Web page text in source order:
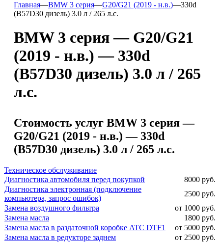
Главная—BMW 3 серия—G20/G21 (2019 - н.в.)—330d
(B57D30 дизель) 3.0 л / 265 л.с.
BMW 3 серия — G20/G21
(2019 - н.в.) — 330d
(B57D30 дизель) 3.0 л / 265
л.с.
Стоимость услуг BMW 3 серия —
G20/G21 (2019 - н.в.) — 330d
(B57D30 дизель) 3.0 л / 265 л.с.
Техническое обслуживание
Диагностика автомобиля перед покупкой
8000 руб.
Диагностика электронная (подключение
компьютера, запрос ошибок)
2500 руб.
Замена воздушного фильтра
от 1000 руб.
Замена масла
1800 руб.
Замена масла в раздаточной коробке ATC DTF1
от 5000 руб.
Замена масла в редукторе заднем
от 2500 руб.